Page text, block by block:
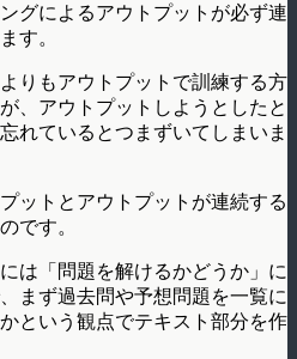
グによるアウトプットが必ず連
す。
りもアウトプットで訓練する方
、アウトプットしようとしたと
れているとつまずいてしまいま
ットとアウトプットが連続する
です。
は「問題を解けるかどうか」に
まず過去問や予想問題を一覧に
という観点でテキスト部分を作